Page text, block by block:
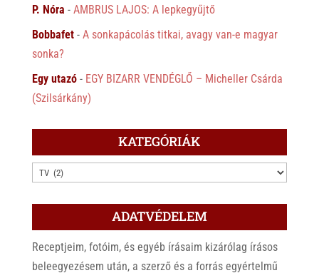
P. Nóra - AMBRUS LAJOS: A lepkegyűjtő
Bobbafet- A sonkapácolás titkai, avagy van-e magyar
sonka?
Egy utazó- EGY BIZARR VENDÉGLŐ – Micheller Csárda
(Szilsárkány)
KATEGÓRIÁK
KATEGÓRIÁK
ADATVÉDELEM
Receptjeim, fotóim, és egyéb írásaim kizárólag írásos
beleegyezésem után, a szerző és a forrás egyértelmű